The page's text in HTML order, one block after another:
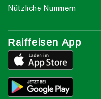
Nützliche Nummern
Raiffeisen App